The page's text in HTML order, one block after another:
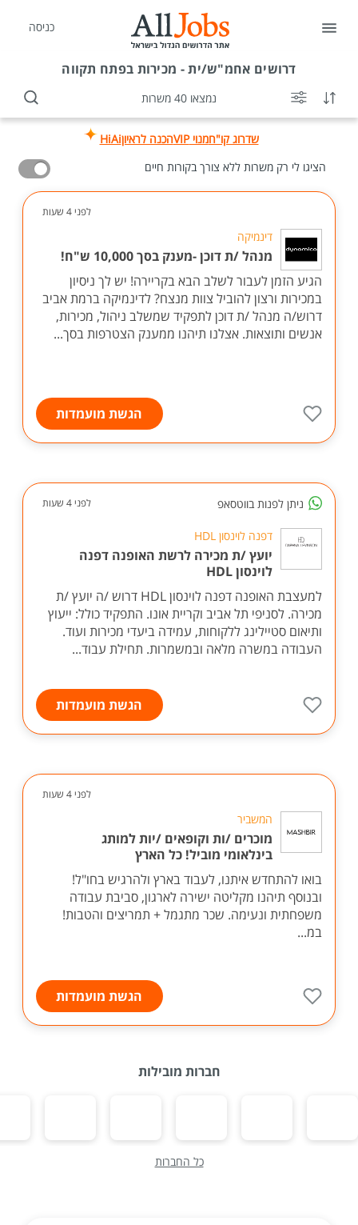
כניסה
דרושים אחמ"ש/ית - מכירות בפתח תקווה
נמצאו 40 משרות
שדרוג קו"חמנוי VIP הכנה לראיוןHiAi
הציגו לי רק משרות ללא צורך בקורות חיים
לפני 4 שעות
דינמיקה
מנהל /ת דוכן -מענק בסך 10,000 ש"ח!
הגיע הזמן לעבור לשלב הבא בקריירה! יש לך ניסיון
במכירות ורצון להוביל צוות מנצח? לדינמיקה ברמת אביב
דרוש/ה מנהל /ת דוכן לתפקיד שמשלב ניהול, מכירות,
אנשים ותוצאות. אצלנו תיהנו ממענק הצטרפות בסך...
הגשת מועמדות
ניתן לפנות בווטסאפ לפני 4 שעות
דפנה לוינסון HDL
יועץ /ת מכירה לרשת האופנה דפנה
לוינסון HDL
למעצבת האופנה דפנה לוינסון HDL דרוש /ה יועץ /ת
מכירה. לסניפי תל אביב וקריית אונו. התפקיד כולל: ייעוץ
ותיאום סטיילינג ללקוחות, עמידה ביעדי מכירות ועוד.
העבודה במשרה מלאה ובמשמרות. תחילת עבוד...
הגשת מועמדות
לפני 4 שעות
המשביר
מוכרים /ות וקופאים /יות למותג
בינלאומי מוביל! כל הארץ
בואו להתחדש איתנו, לעבוד בארץ ולהרגיש בחו"ל!
ובנוסף תיהנו מקליטה ישירה לארגון, סביבת עבודה
משפחתית ונעימה. שכר מתגמל + תמריצים והטבות!
במ...
הגשת מועמדות
חברות מובילות
כל החברות